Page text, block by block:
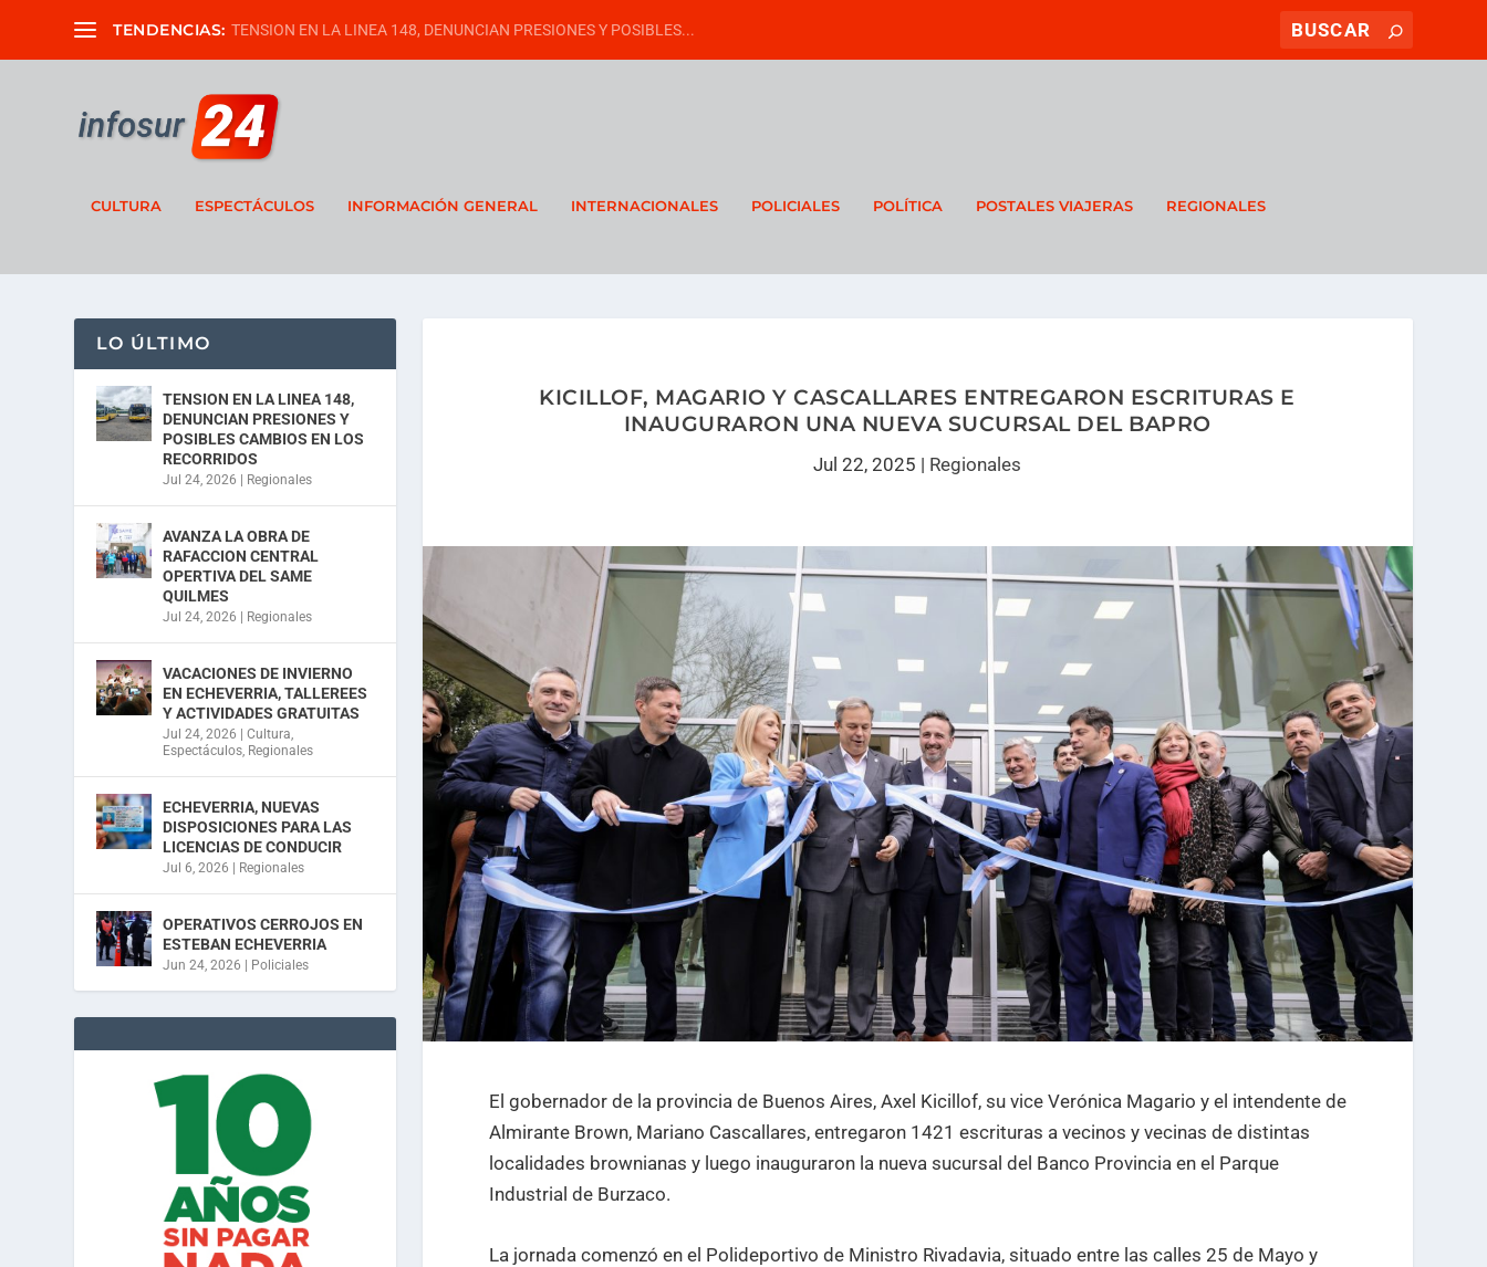
TENDENCIAS: TENSION EN LA LINEA 148, DENUNCIAN PRESIONES Y POSIBLES...
CULTURA ESPECTÁCULOS INFORMACIÓN GENERAL INTERNACIONALES POLICIALES POLÍTICA POSTALES VIAJERAS REGIONALES
KICILLOF, MAGARIO Y CASCALLARES ENTREGARON ESCRITURAS E
INAUGURARON UNA NUEVA SUCURSAL DEL BAPRO
Jul 22, 2025 | Regionales
El gobernador de la provincia de Buenos Aires, Axel Kicillof, su vice Verónica Magario y el intendente de
Almirante Brown, Mariano Cascallares, entregaron 1421 escrituras a vecinos y vecinas de distintas
localidades brownianas y luego inauguraron la nueva sucursal del Banco Provincia en el Parque
Industrial de Burzaco.
La jornada comenzó en el Polideportivo de Ministro Rivadavia, situado entre las calles 25 de Mayo y
LO ÚLTIMO
TENSION EN LA LINEA 148,
DENUNCIAN PRESIONES Y
POSIBLES CAMBIOS EN LOS
RECORRIDOS
Jul 24, 2026 Regionales
AVANZA LA OBRA DE
RAFACCION CENTRAL
OPERTIVA DEL SAME
QUILMES
Jul 24, 2026 Regionales
VACACIONES DE INVIERNO
EN ECHEVERRIA, TALLEREES
Y ACTIVIDADES GRATUITAS
Jul 24, 2026 |Cultura,
Espectáculos, Regionales
ECHEVERRIA, NUEVAS
DISPOSICIONES PARA LAS
LICENCIAS DE CONDUCIR
Jul 6, 2026 Regionales
OPERATIVOS CERROJOS EN
ESTEBAN ECHEVERRIA
Jun 24, 2026 Policiales